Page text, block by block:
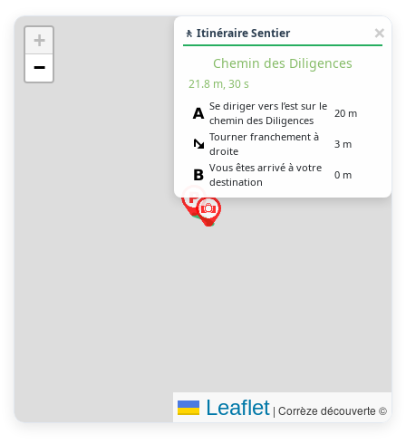
+
−
🚶 Itinéraire Sentier
Chemin des Diligences
21.8 m, 30 s
Se diriger vers l’est sur le
chemin des Diligences
20 m
Tourner franchement à
droite
3 m
Vous êtes arrivé à votre
destination
0 m
Leaflet | Corrèze découverte ©